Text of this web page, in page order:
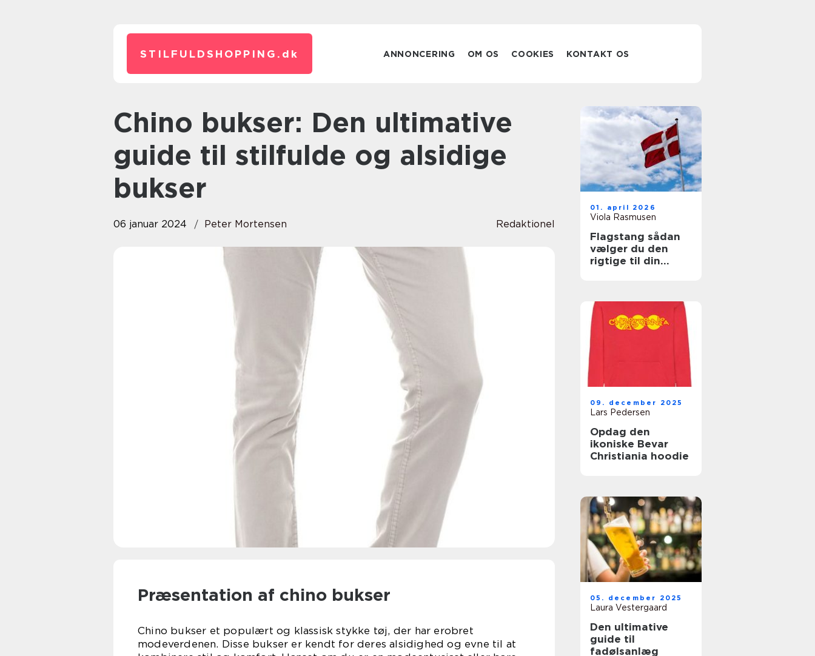
STILFULDSHOPPING. dk ANNONCERING OM OS COOKIES KONTAKT OS
Chino bukser: Den ultimative
guide til stilfulde og alsidige
bukser
06 januar 2024 Peter Mortensen Redaktionel
Præsentation af chino bukser
Chino bukser et populært og klassisk stykke tøj, der har erobret
modeverdenen. Disse bukser er kendt for deres alsidighed og evne til at
01. april 2026
Viola Rasmusen
Flagstang sådan
vælger du den
rigtige til din
09. december 2025
Lars Pedersen
Opdag den
ikoniske Bevar
Christiania hoodie
05. december 2025
Laura Vestergaard
Den ultimative
guide til
fadølsanlæg